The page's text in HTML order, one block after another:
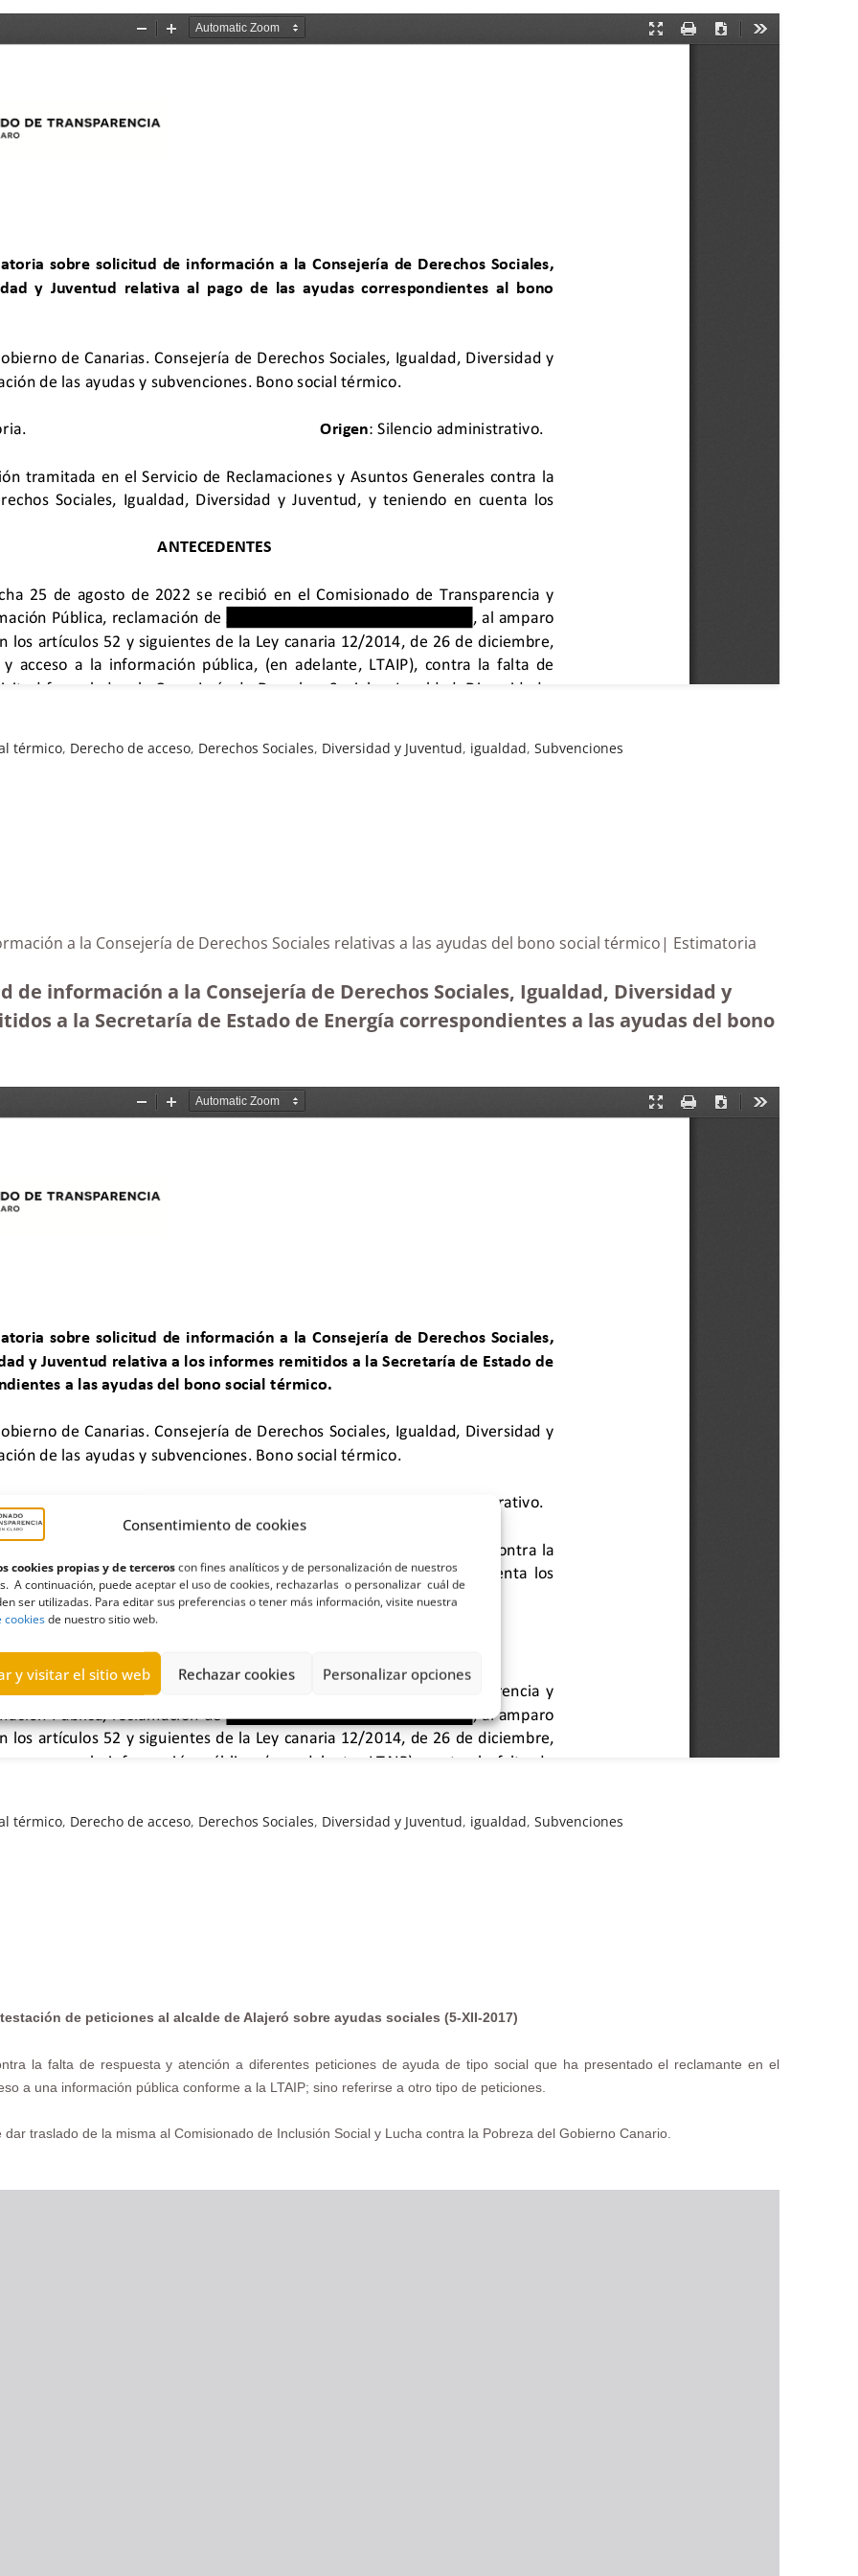
Consentimiento de cookies
cookies propias y de terceroscon fines analíticos y de personalización de nuestros
A continuación, puede aceptar el uso de cookies, rechazarlas o personalizar cuál de
ser utilizadas. Para editar sus preferencias o tener más información, visite nuestra
cookiesde nuestro sitio web.
y visitar el sitio web Rechazar cookies Personalizar opciones
térmico, Derecho de acceso, Derechos Sociales, Diversidad y Juventud, igualdad,Subvenciones
a la Consejería de Derechos Sociales relativas a las ayudas del bono social térmico| Estimatoria
información a la Consejería de Derechos Sociales, Igualdad, Diversidad y
a la Secretaría de Estado de Energía correspondientes a las ayudas del bono
térmico, Derecho de acceso, Derechos Sociales, Diversidad y Juventud, igualdad,Subvenciones
de peticiones al alcalde de Alajeró sobre ayudas sociales (5-XII-2017)
la falta de respuesta y atención a diferentes peticiones de ayuda de tipo social que ha presentado el reclamante en el
a una información pública conforme a la LTAIP; sino referirse a otro tipo de peticiones.
traslado de la misma al Comisionado de Inclusión Social y Lucha contra la Pobreza del Gobierno Canario.